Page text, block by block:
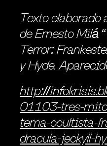
Texto
de Ernesto Milá
Terror:
y Hyde.
http://
01103-tres-
tema-ocultista-
dracula-jeckyll-